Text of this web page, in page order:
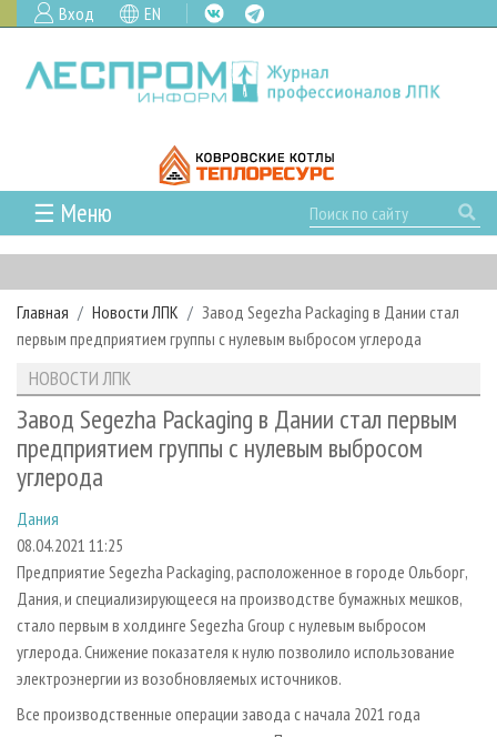
Вход EN
☰ Меню
ГЛАВНАЯ
РУБРИКИ И ТЕМЫ
РУБРИКИ ЖУРНАЛА
ЛЕСОЗАГОТОВКА
ЛЕСОПИЛЕНИЕ
ДЕРЕВООБРАБОТКА
СУШКА ДРЕВЕСИНЫ
ПРОИЗВОДСТВО ДРЕВЕСНЫХ ПЛИТ
ДЕРЕВЯННОЕ ДОМОСТРОЕНИЕ
ПРОИЗВОДСТВО МЕБЕЛИ
БИОЭНЕРГЕТИКА
ЦБП
НОВОСТИ
НОВОСТИ ЛПК
НОВОСТИ ЖУРНАЛА
НОВОСТИ КОМПАНИЙ
ПРОЕКТЫ ЛПИ
АНАЛИТИКА
ПРЕДПРИЯТИЯ ЛПК
ЛЕСНЫЕ РЕГИОНЫ РОССИИ
ПЕРСОНЫ
МОБИЛЬНЫЕ ВЫСТАВКИ
ОФИЦИАЛЬНЫЕ ДЕЛЕГАЦИИ
ПРИОРИТЕТНЫЕ ИНВЕСТПРОЕКТЫ
RUSSIAN FORESTRY REVIEW
АРХИВ ЖУРНАЛОВ
СТАТЬИ
О ЖУРНАЛЕ
ПОДПИСКА
КОНТАКТЫ
РЕКЛАМОДАТЕЛЯМ
РЕКЛАМА
РЕКЛАМА НА САЙТЕ
Главная Новости ЛПК
Завод Segezha Packaging в Дании стал
первым предприятием группы с нулевым выбросом углерода
НОВОСТИ ЛПК
Завод Segezha Packaging в Дании стал первым
предприятием группы с нулевым выбросом
углерода
Дания
08.04.2021 11:25
Предприятие Segezha Packaging, расположенное в городе Ольборг,
Дания, и специализирующееся на производстве бумажных мешков,
стало первым в холдинге Segezha Group с нулевым выбросом
углерода. Снижение показателя к нулю позволило использование
электроэнергии из возобновляемых источников.
Все производственные операции завода с начала 2021 года